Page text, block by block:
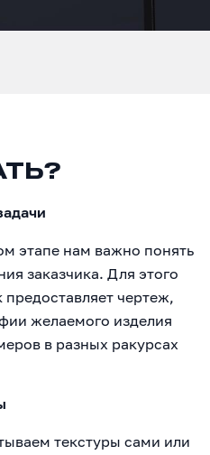
этапе нам важно понять
заказчика. Для этого
предоставляет чертеж,
желаемого изделия
в разных ракурсах
текстуры сами или